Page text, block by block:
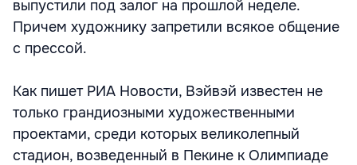
выпустили под залог на прошлой неделе.
Причем художнику запретили всякое общение
с прессой.
Как пишет РИА Новости, Вэйвэй известен не
только грандиозными художественными
проектами, среди которых великолепный
стадион, возведенный в Пекине к Олимпиаде